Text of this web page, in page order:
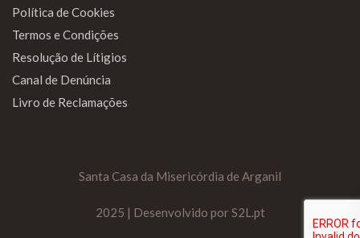
Política de Cookies
Termos e Condições
Resolução de Lítigios
Canal de Denúncia
Livro de Reclamações
Santa Casa da Misericórdia de Arganil
2025 | Desenvolvido por S2L.pt